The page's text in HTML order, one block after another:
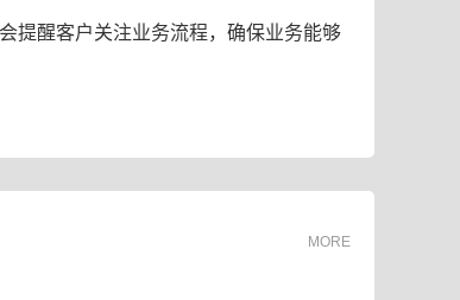
提醒客户关注业务流程，确保业务能够
MORE